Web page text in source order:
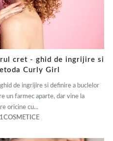
cret - ghid de ingrijire si
Curly Girl
de ingrijire si definire a buclelor
un farmec aparte, dar vine la
oricine cu...